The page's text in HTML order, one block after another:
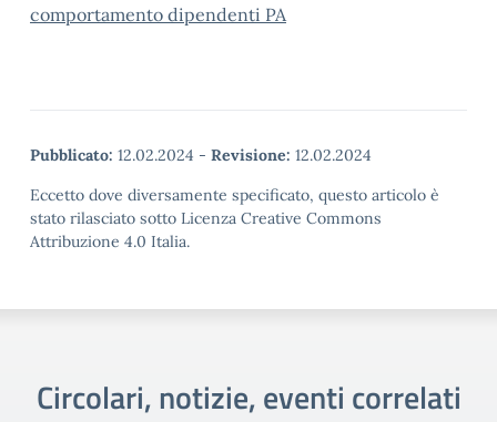
comportamento dipendenti PA
Pubblicato: 12.02.2024 - Revisione: 12.02.2024
Eccetto dove diversamente specificato, questo articolo è
stato rilasciato sotto Licenza Creative Commons
Attribuzione 4.0 Italia.
Circolari, notizie, eventi correlati